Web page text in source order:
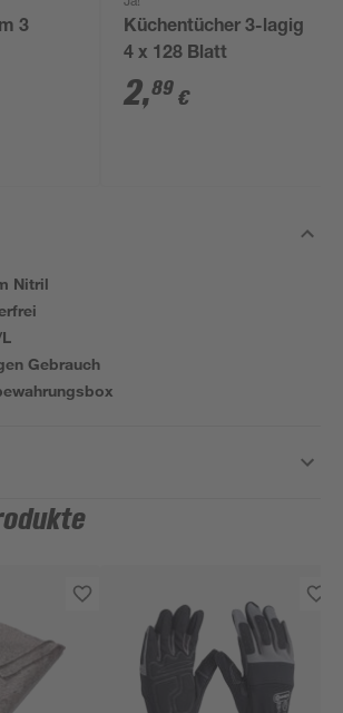
3
Küchentücher 3-lagig
4 x 128 Blatt
2,89 €
Nitril
Gebrauch